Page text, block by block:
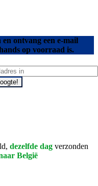
ontvang een e-mail
op voorraad is.
dezelfde dag verzonden
België